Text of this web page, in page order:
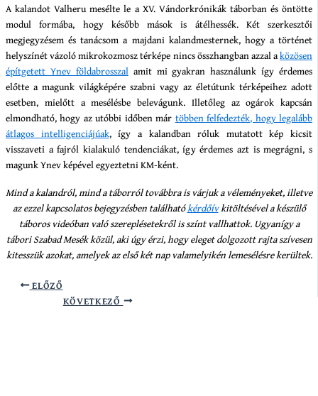
A kalandot Valheru mesélte le a XV. Vándorkrónikák táborban és öntötte
modul formába, hogy később mások is átélhessék. Két szerkesztői
megjegyzésem és tanácsom a majdani kalandmesternek, hogy a történet
helyszínét vázoló mikrokozmosz térképe nincs összhangban azzal aközösen
építgetett Ynev földabrosszalamit mi gyakran használunk így érdemes
előtte a magunk világképére szabni vagy az életútunk térképeihez adott
esetben, mielőtt a mesélésbe belevágunk. Illetőleg az ogárok kapcsán
elmondható, hogy az utóbbi időben már többen felfedezték, hogy legalább
átlagos intelligenciájúak, így a kalandban róluk mutatott kép kicsit
visszaveti a fajról kialakuló tendenciákat, így érdemes azt is megrágni, s
magunk Ynev képével egyeztetni KM-ként.
Mind a kalandról, mind a táborról továbbra is várjuk a véleményeket, illetve
az ezzel kapcsolatos bejegyzésben találhatókérdőívkitöltésével a készülő
táboros videóban való szereplésetekről is színt vallhattok. Ugyanígy a
tábori Szabad Mesék közül, aki úgy érzi, hogy eleget dolgozott rajta szívesen
kitesszük azokat, amelyek az első két nap valamelyikén lemesélésre kerültek.
ELŐZŐ
KÖVETKEZŐ